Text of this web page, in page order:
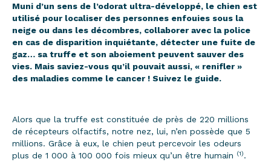
Muni d’un sens de l’odorat ultra-développé, le chien est
utilisé pour localiser des personnes enfouies sous la
neige ou dans les décombres, collaborer avec la police
en cas de disparition inquiétante, détecter une fuite de
gaz… sa truffe et son aboiement peuvent sauver des
vies. Mais saviez-vous qu’il pouvait aussi, « renifler »
des maladies comme le cancer ! Suivez le guide.
Alors que la truffe est constituée de près de 220 millions
de récepteurs olfactifs, notre nez, lui, n’en possède que 5
millions. Grâce à eux, le chien peut percevoir les odeurs
plus de 1 000 à 100 000 fois mieux qu’un être humain (1).